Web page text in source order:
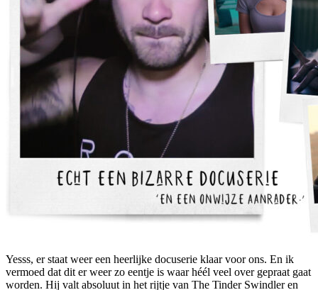
Yesss, er staat weer een heerlijke docuserie klaar voor ons. En ik
vermoed dat dit er weer zo eentje is waar héél veel over gepraat gaat
worden. Hij valt absoluut in het rijtje van The Tinder Swindler en